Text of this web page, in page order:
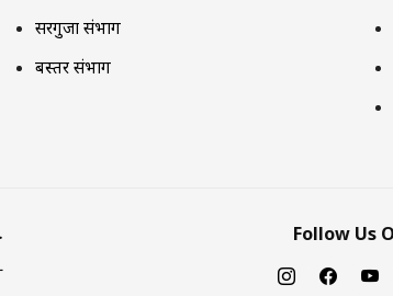
सरगुजा संभाग
बस्तर संभाग
Follow Us